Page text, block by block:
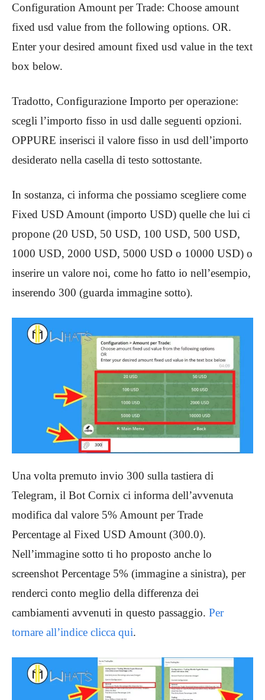
Configuration Amount per Trade: Choose amount
fixed usd value from the following options. OR.
Enter your desired amount fixed usd value in the text
box below.
Tradotto, Configurazione Importo per operazione:
scegli l’importo fisso in usd dalle seguenti opzioni.
OPPURE inserisci il valore fisso in usd dell’importo
desiderato nella casella di testo sottostante.
In sostanza, ci informa che possiamo scegliere come
Fixed USD Amount (importo USD) quelle che lui ci
propone (20 USD, 50 USD, 100 USD, 500 USD,
1000 USD, 2000 USD, 5000 USD o 10000 USD) o
inserire un valore noi, come ho fatto io nell’esempio,
inserendo 300 (guarda immagine sotto).
Una volta premuto invio 300 sulla tastiera di
Telegram, il Bot Cornix ci informa dell’avvenuta
modifica dal valore 5% Amount per Trade
Percentage al Fixed USD Amount (300.0).
Nell’immagine sotto ti ho proposto anche lo
screenshot Percentage 5% (immagine a sinistra), per
renderci conto meglio della differenza dei
cambiamenti avvenuti in questo passaggio. Per
tornare all’indice clicca qui.